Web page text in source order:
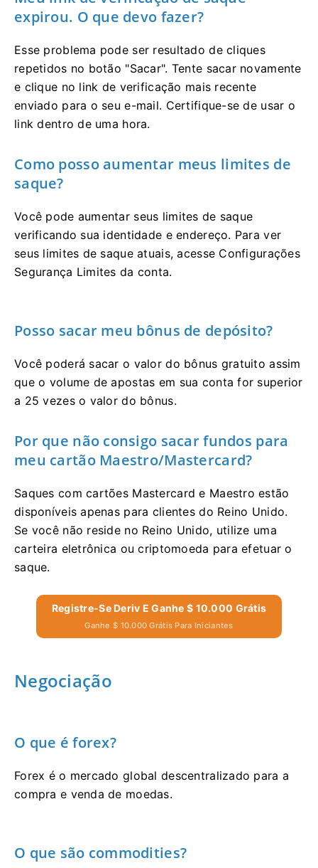
expirou. O que devo fazer?
Esse problema pode ser resultado de cliques
repetidos no botão "Sacar". Tente sacar novamente
e clique no link de verificação mais recente
enviado para o seu e-mail. Certifique-se de usar o
link dentro de uma hora.
Como posso aumentar meus limites de
saque?
Você pode aumentar seus limites de saque
verificando sua identidade e endereço. Para ver
seus limites de saque atuais, acesse Configurações
Segurança Limites da conta.
Posso sacar meu bônus de depósito?
Você poderá sacar o valor do bônus gratuito assim
que o volume de apostas em sua conta for superior
a 25 vezes o valor do bônus.
Por que não consigo sacar fundos para
meu cartão Maestro/Mastercard?
Saques com cartões Mastercard e Maestro estão
disponíveis apenas para clientes do Reino Unido.
Se você não reside no Reino Unido, utilize uma
carteira eletrônica ou criptomoeda para efetuar o
saque.
Registre-Se Deriv E Ganhe $ 10.000 Grátis
Ganhe $ 10.000 Grátis Para Iniciantes
Negociação
O que é forex?
Forex é o mercado global descentralizado para a
compra e venda de moedas.
O que são commodities?